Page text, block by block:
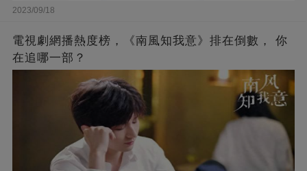
2023/09/18
電視劇網播熱度榜，《南風知我意》排在倒數， 你
在追哪一部？